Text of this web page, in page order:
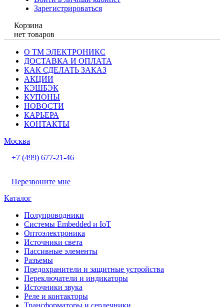
Зарегистрироваться
Корзина
нет товаров
О ТМ ЭЛЕКТРОНИКС
ДОСТАВКА И ОПЛАТА
КАК СДЕЛАТЬ ЗАКАЗ
АКЦИИ
КЭШБЭК
КУПОНЫ
НОВОСТИ
КАРЬЕРА
КОНТАКТЫ
Москва
+7 (499) 677-21-46
Перезвоните мне
Каталог
Полупроводники
Системы Embedded и IoT
Oптоэлектроника
Источники света
Пассивные элементы
Разъeмы
Предохранители и защитные устройства
Переключатели и индикаторы
Источники звука
Реле и контакторы
Трансформаторы и сердечники